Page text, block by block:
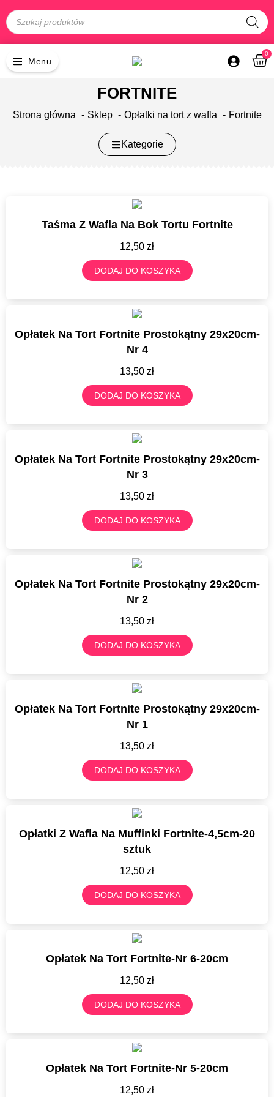
Menu
0
FORTNITE
Strona główna Sklep Opłatki na tort z wafla Fortnite
Kategorie
Taśma Z Wafla Na Bok Tortu Fortnite
12,50 zł
DODAJ DO KOSZYKA
Opłatek Na Tort Fortnite Prostokątny 29x20cm-
Nr 4
13,50 zł
DODAJ DO KOSZYKA
Opłatek Na Tort Fortnite Prostokątny 29x20cm-
Nr 3
13,50 zł
DODAJ DO KOSZYKA
Opłatek Na Tort Fortnite Prostokątny 29x20cm-
Nr 2
13,50 zł
DODAJ DO KOSZYKA
Opłatek Na Tort Fortnite Prostokątny 29x20cm-
Nr 1
13,50 zł
DODAJ DO KOSZYKA
Opłatki Z Wafla Na Muffinki Fortnite-4,5cm-20
sztuk
12,50 zł
DODAJ DO KOSZYKA
Opłatek Na Tort Fortnite-Nr 6-20cm
12,50 zł
DODAJ DO KOSZYKA
Opłatek Na Tort Fortnite-Nr 5-20cm
12,50 zł